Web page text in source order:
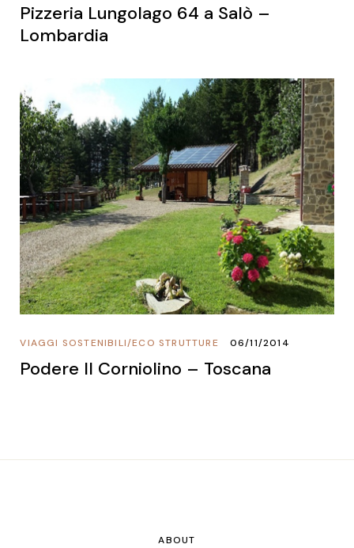
Pizzeria Lungolago 64 a Salò –
Lombardia
ECO STRUTTURE
/
VIAGGI SOSTENIBILI 06/11/2014
Podere Il Corniolino – Toscana
ABOUT